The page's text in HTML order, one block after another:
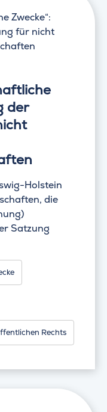
der
Holstein
die
Satzung
Rechts